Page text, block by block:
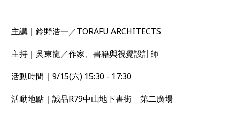
主講｜鈴野浩一／TORAFU ARCHITECTS
主持｜吳東龍／作家、書籍與視覺設計師
活動時間｜9/15(六) 15:30 - 17:30
活動地點｜誠品R79中山地下書街 第二廣場